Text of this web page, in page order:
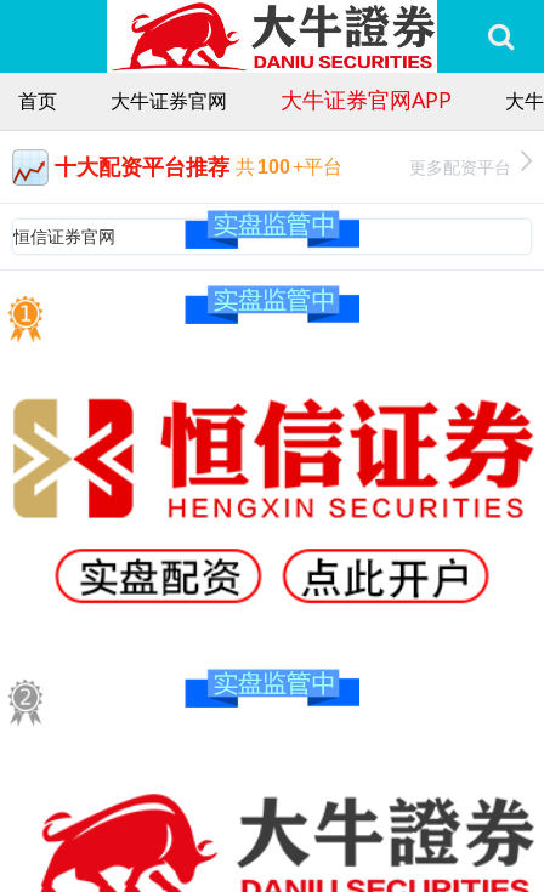
首页 大牛证券官网 大牛证券官网APP 大
十大配资平台推荐 共100+平台 更多配资平台
恒信证券官网